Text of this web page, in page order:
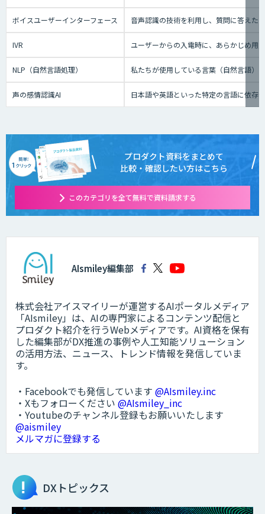
ボイスユーザーインターフェース 音声認識の技術を利用し、質問に答えた
IVR ユーザーからの入電時に、あらかじめ用
NLP（自然言語処理） 私たちが使用している言葉（自然言語）
声の感情認識AI 日本語や英語といった特定の言語に依存
プロダクト資料をまとめて
比較・確認したい方はこちら
このカテゴリを全て無料で資料請求する
AIsmiley編集部
株式会社アイスマイリーが運営するAIポータルメディア
「AIsmiley」は、AIの専門家によるコンテンツ配信と
プロダクト紹介を行うWebメディアです。AI資格を保有
した編集部がDX推進の事例や人工知能ソリューション
の活用方法、ニュース、トレンド情報を発信していま
す。
・Facebookでも発信しています @AIsmiley.inc
・Xもフォローください @AIsmiley_inc
・Youtubeのチャンネル登録もお願いいたします
@aismiley
メルマガに登録する
DXトピックス